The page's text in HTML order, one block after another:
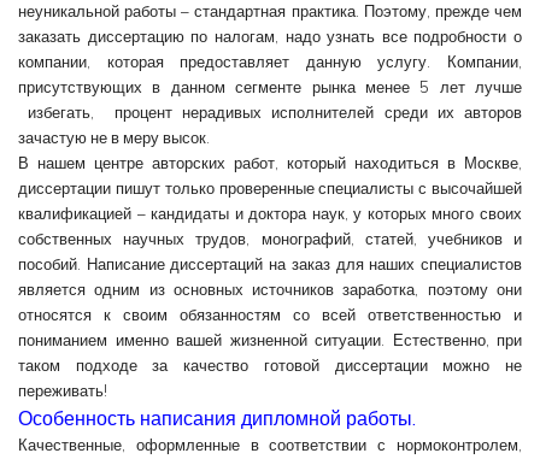
неуникальной работы – стандартная практика. Поэтому, прежде чем
заказать диссертацию по налогам, надо узнать все подробности о
компании, которая предоставляет данную услугу. Компании,
присутствующих в данном сегменте рынка менее 5 лет лучше
избегать, процент нерадивых исполнителей среди их авторов
зачастую не в меру высок.
В нашем центре авторских работ, который находиться в Москве,
диссертации пишут только проверенные специалисты с высочайшей
квалификацией – кандидаты и доктора наук, у которых много своих
собственных научных трудов, монографий, статей, учебников и
пособий. Написание диссертаций на заказ для наших специалистов
является одним из основных источников заработка, поэтому они
относятся к своим обязанностям со всей ответственностью и
пониманием именно вашей жизненной ситуации. Естественно, при
таком подходе за качество готовой диссертации можно не
переживать!
Особенность написания дипломной работы.
Качественные, оформленные в соответствии с нормоконтролем,